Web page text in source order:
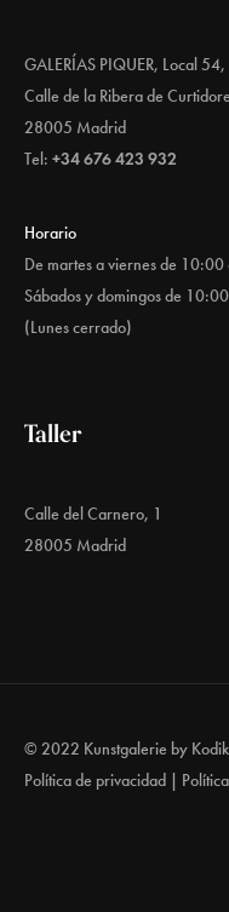
GALERÍAS PIQUER, Local
Calle de la Ribera de
28005 Madrid
Tel: +34 676 423 932
Horario
De martes a viernes de
Sábados y domingos de
(Lunes cerrado)
Taller
Calle del Carnero, 1
28005 Madrid
© 2022 Kunstgalerie by
Política de privacidad